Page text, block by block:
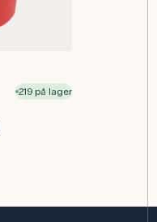
219 på lager